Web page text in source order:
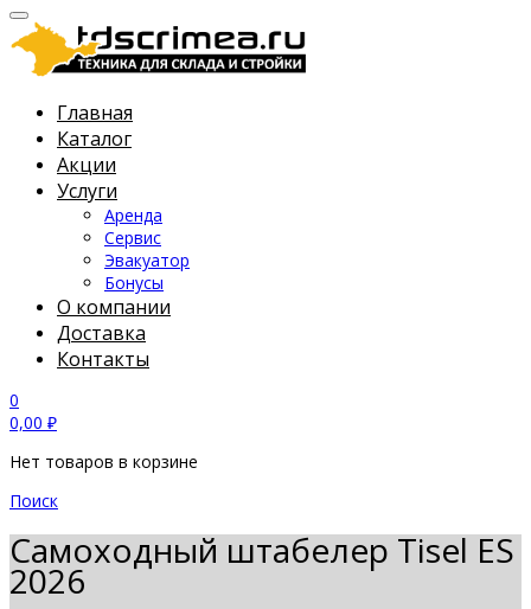
Главная
Каталог
Акции
Услуги
Аренда
Сервис
Эвакуатор
Бонусы
О компании
Доставка
Контакты
0
0,00 ₽
Нет товаров в корзине
Поиск
Самоходный штабелер Tisel ES
2026